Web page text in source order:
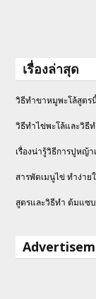
เรื่องล่าสุด
วิธีทำขาหมูพะโล้สูตร
วิธีทําไข่พะโล้และวิธี
เรื่องน่ารู้วิธีการปูหญ้
สารพัดเมนูไข่ ทำง่าย
สูตรและวิธีทำ ต้มแซ